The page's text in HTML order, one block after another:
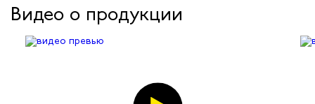
Видео о продукции